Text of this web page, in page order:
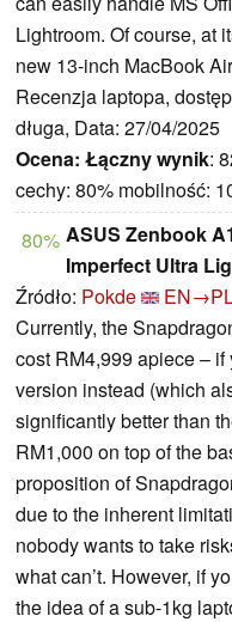
Lightroom. Of course, at
new 13-inch MacBook
Recenzja laptopa,
długa, Data: 27/04/2025
Ocena: Łączny wynik:
cechy: 80% mobilność:
80% ASUS Zenbook
Imperfect Ultra
Źródło: Pokde
Currently, the
cost RM4,999 apiece –
version instead (which
significantly better than
RM1,000 on top of the
proposition of
due to the inherent
nobody wants to take
what can’t. However, if
the idea of a sub-1kg